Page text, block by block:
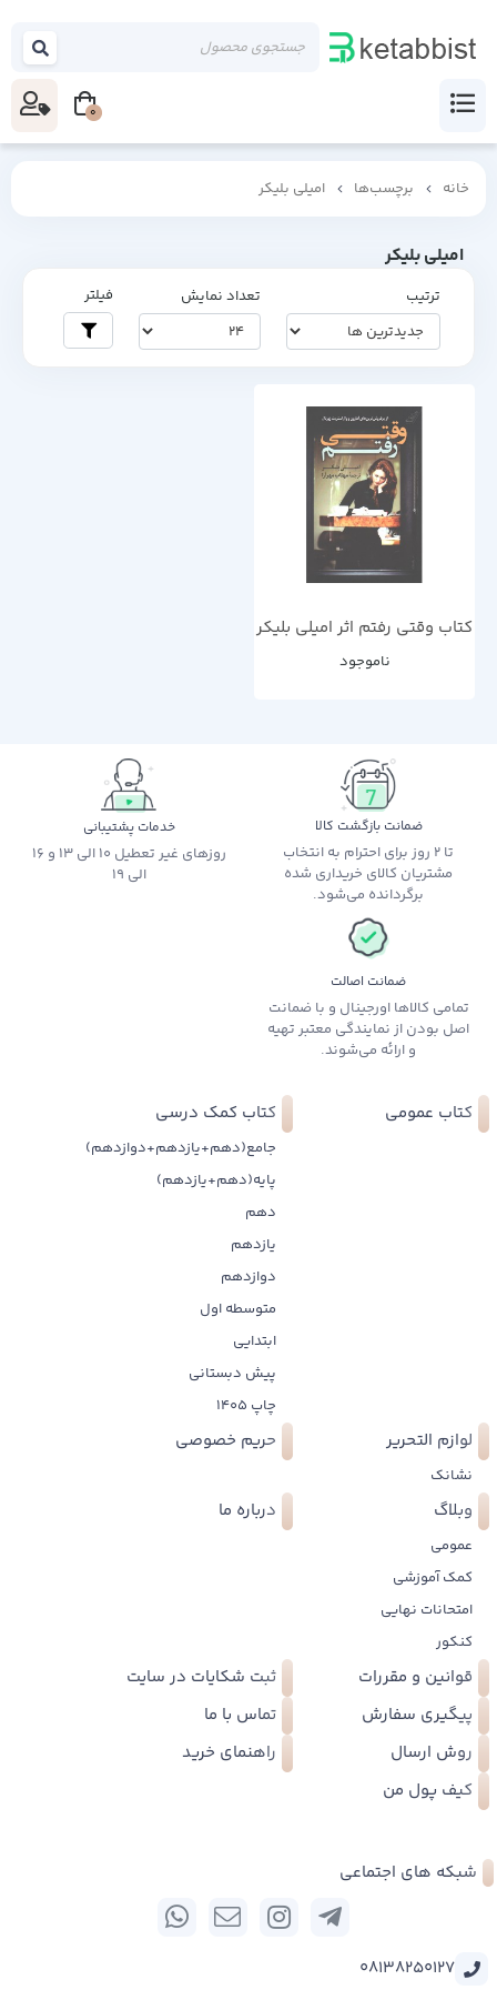
خانه برچسب‌ها امیلی بلیکر
امیلی بلیکر
ترتیب تعداد نمایش فیلتر
کتاب وقتی رفتم اثر امیلی بلیکر
ناموجود
ضمانت بازگشت کالا
تا 2 روز برای احترام به انتخاب
مشتریان کالای خریداری شده
برگردانده می‌شود.
خدمات پشتیبانی
روزهای غیر تعطیل 10 الی 13 و 16
الی 19
ضمانت اصالت
تمامی کالاها اورجینال و با ضمانت
اصل بودن از نمایندگی معتبر تهیه
و ارائه می‌شوند.
کتاب عمومی کتاب کمک درسی
جامع(دهم+یازدهم+دوازدهم)
پایه(دهم+یازدهم)
دهم
یازدهم
دوازدهم
متوسطه اول
ابتدایی
پیش دبستانی
چاپ 1405
لوازم التحریر
نشانک
حریم خصوصی
وبلاگ
عمومی
کمک آموزشی
امتحانات نهایی
کنکور
درباره ما
قوانین و مقررات
ثبت شکایات در سایت
پیگیری سفارش
تماس با ما
روش ارسال
راهنمای خرید
کیف پول من
شبکه های اجتماعی
08138250127
0